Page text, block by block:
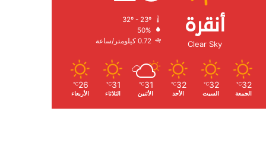
أنقرة
Clear Sky
الرطوبة:
الرياح:
32
℃
الجمعة
32
℃
السبت
32
℃
الأحد
31
℃
الأثنين
31
℃
الثلاثاء
26
℃
الأربعاء